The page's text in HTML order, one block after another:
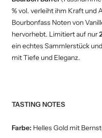
% vol. verleiht ihm Kraft und
Bourbonfass Noten von
hervorhebt. Limitiert auf nur
ein echtes Sammlerstück
mit Tiefe und Eleganz.
TASTING NOTES
Farbe: Helles Gold mit